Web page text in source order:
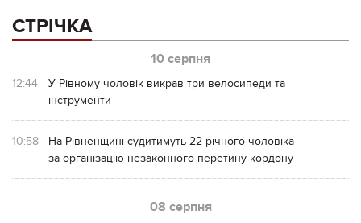
СТРІЧКА
10 серпня
12:44
У Рівному чоловік викрав три велосипеди та
інструменти
10:58
На Рівненщині судитимуть 22-річного чоловіка
за організацію незаконного перетину кордону
08 серпня